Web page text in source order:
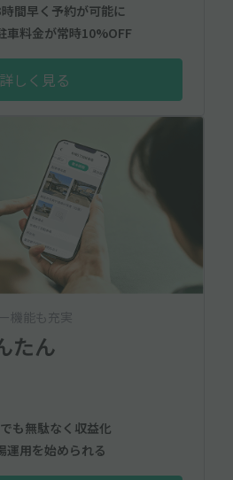
間早く予約が可能に
車料金が常時10%OFF
詳しく見る
機能も充実
たん
も無駄なく収益化
運用を始められる